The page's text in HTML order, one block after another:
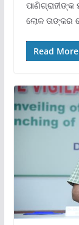
ଲୋକ ତାଙ୍କର
Read More